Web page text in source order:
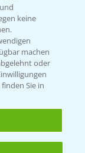
keine
machen
oder
Sie in